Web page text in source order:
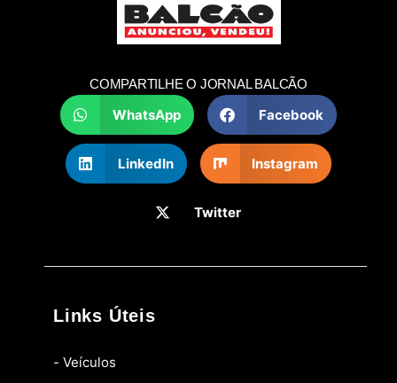
COMPARTILHE O JORNAL BALCÃO
WhatsApp Facebook
LinkedIn Instagram
Twitter
Links Úteis
- Veículos